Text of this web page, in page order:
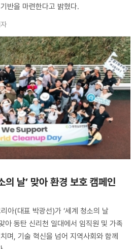
반을 마련한다고 밝혔다.
의 날’ 맞아 환경 보호 캠페인
아(대표 박광선)가 ‘세계 청소의 날
동탄 신리천 일대에서 임직원 및 가족
며, 기술 혁신을 넘어 지역사회와 함께